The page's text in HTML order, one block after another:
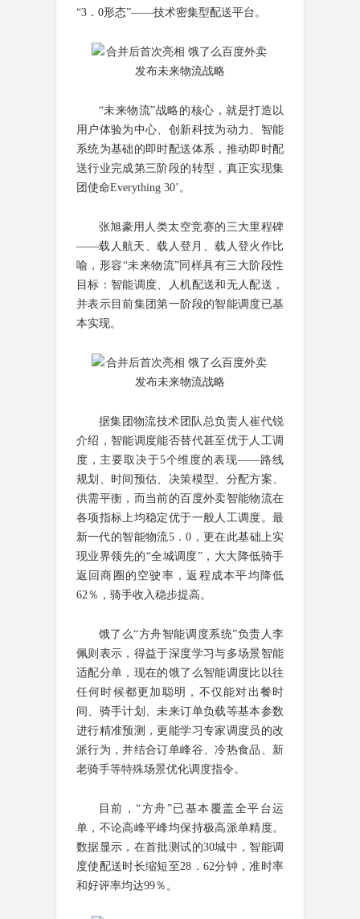
“3．0形态”——技术密集型配送平台。
“未来物流”战略的核心，就是打造以
用户体验为中心、创新科技为动力、智能
系统为基础的即时配送体系，推动即时配
送行业完成第三阶段的转型，真正实现集
团使命Everything 30’。
张旭豪用人类太空竞赛的三大里程碑
——载人航天、载人登月、载人登火作比
喻，形容“未来物流”同样具有三大阶段性
目标：智能调度、人机配送和无人配送，
并表示目前集团第一阶段的智能调度已基
本实现。
据集团物流技术团队总负责人崔代锐
介绍，智能调度能否替代甚至优于人工调
度，主要取决于5个维度的表现——路线
规划、时间预估、决策模型、分配方案、
供需平衡，而当前的百度外卖智能物流在
各项指标上均稳定优于一般人工调度。最
新一代的智能物流5．0，更在此基础上实
现业界领先的“全城调度”，大大降低骑手
返回商圈的空驶率，返程成本平均降低
62％，骑手收入稳步提高。
饿了么“方舟智能调度系统”负责人李
佩则表示，得益于深度学习与多场景智能
适配分单，现在的饿了么智能调度比以往
任何时候都更加聪明，不仅能对出餐时
间、骑手计划、未来订单负载等基本参数
进行精准预测，更能学习专家调度员的改
派行为，并结合订单峰谷、冷热食品、新
老骑手等特殊场景优化调度指令。
目前，“方舟”已基本覆盖全平台运
单，不论高峰平峰均保持极高派单精度。
数据显示，在首批测试的30城中，智能调
度使配送时长缩短至28．62分钟，准时率
和好评率均达99％。